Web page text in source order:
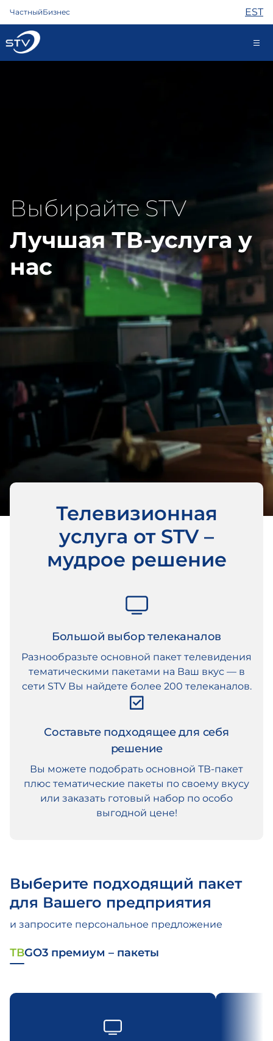
ЧастныйБизнес EST
Магазин
Новости
Контакты
Выбирайте STV
Лучшая ТВ-услуга у
нас
Телевизионная
услуга от STV –
мудрое решение
Большой выбор телеканалов
Разнообразьте основной пакет телевидения
тематическими пакетами на Ваш вкус — в
сети STV Вы найдете более 200 телеканалов.
Составьте подходящее для себя
решение
Вы можете подобрать основной ТВ-пакет
плюс тематические пакеты по своему вкусу
или заказать готовый набор по особо
выгодной цене!
Выберите подходящий пакет
для Вашего предприятия
и запросите персональное предложение
ТВGO3 премиум – пакеты